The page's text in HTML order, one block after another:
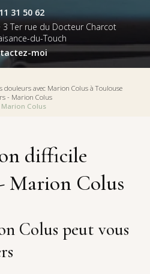
31 50 62
3 Ter rue du Docteur Charcot
du-Touch
moi
avec Marion Colus à Toulouse
- Marion Colus
Colus
difficile
Marion Colus
Colus peut vous